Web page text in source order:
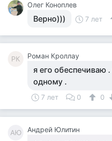
Олег Коноплев
Верно))) 7 лет
РК Роман Кроллау
я его обеспечиваю
одному .
7 лет 0 0
АЮ Андрей Юлитин